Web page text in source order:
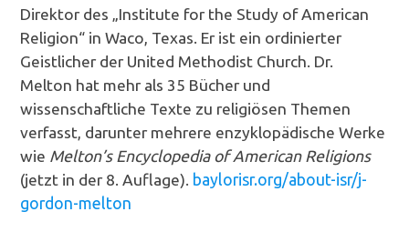
Direktor des „Institute for the Study of American
Religion“ in Waco, Texas. Er ist ein ordinierter
Geistlicher der United Methodist Church. Dr.
Melton hat mehr als 35 Bücher und
wissenschaftliche Texte zu religiösen Themen
verfasst, darunter mehrere enzyklopädische Werke
wie Melton’s Encyclopedia of American Religions
(jetzt in der 8. Auflage). baylorisr.org/about-isr/j-
gordon-melton